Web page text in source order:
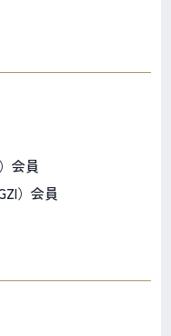
会員
）会員